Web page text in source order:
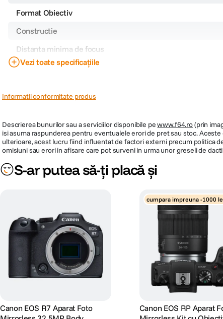
Format Obiectiv
Constructie
Distanta minima de focus
Filet filtru
Tip Obiectiv
Focala Fixa
Unghi de cuprindere
Plaja diafragme
Parasolar inclus
Vezi toate specificațiile
Informatii conformitate produs
Descrierea bunurilor sau a serviciilor disponibile pewww.f64.ro(prin
isi asuma raspunderea pentru eventualele erori de pret sau stoc.
ulterioare, acest lucru fiind influentat de factori externi precum politica
omisiuni sau erori in afisare care pot surveni in urma unor greseli de
S-ar putea să-ți placă și
Canon EOS R7 Aparat Foto
cumpara impreuna -1000
Canon EOS RP Aparat